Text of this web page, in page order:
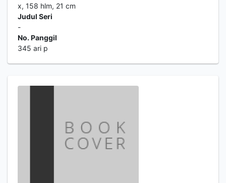
x, 158 hlm, 21 cm
Judul Seri
-
No. Panggil
345 ari p